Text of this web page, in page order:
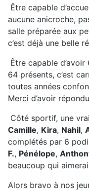
Être capable
aucune anicroche,
salle préparée aux
c’est déjà une belle
Être capable
64 présents, c’est
toutes années
Merci d’avoir
Côté sportif, une
Camille, Kira, Nahil,
complétés par 6
F., Pénélope,
beaucoup qui
Alors bravo à nos